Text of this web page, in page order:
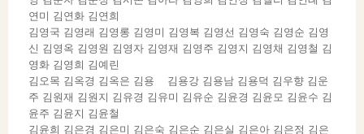
연미 김연화 김연희
김영국 김영래 김영롱 김영미 김영복 김영선 김영숙 김영순 김영
신 김영옥 김영원 김영자 김영재 김영주 김영지 김영채 김영철 김
영화 김영희 김예린
김오목 김옥경 김옥은 김용 김용강 김용남 김용덕 김우향 김운
주 김원재 김원지 김유경 김유미 김유순 김윤경 김윤모 김윤수 김
윤주 김윤지 김윤철
김윤희 김은경 김은미 김은숙 김은순 김은실 김은아 김은정 김은